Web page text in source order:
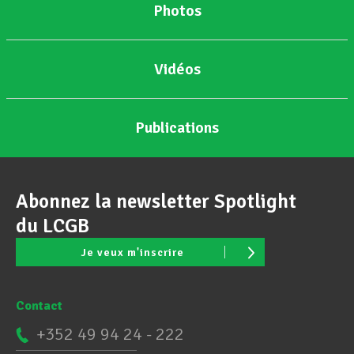
Photos
Vidéos
Publications
Abonnez la newsletter Spotlight
du LCGB
Je veux m'inscrire
Contact
+352 49 94 24 - 222